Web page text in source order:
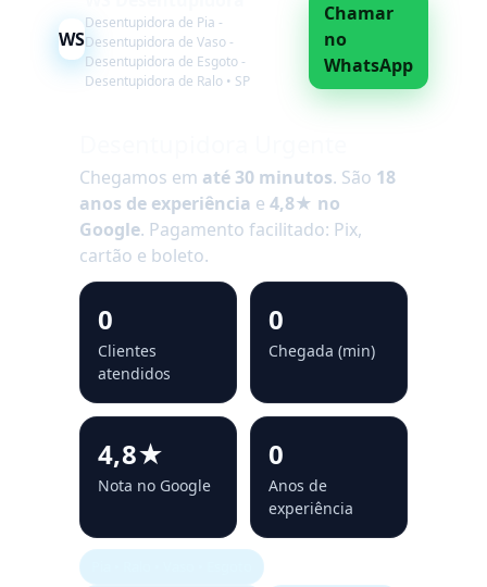
WS
Desentupidora de Pia -
Desentupidora de Vaso -
Desentupidora de Esgoto -
Desentupidora de Ralo • SP
Chamar
no
WhatsApp
Chegamos em até 30 minutos. São 18
anos de experiência e 4,8★ no
Google. Pagamento facilitado: Pix,
cartão e boleto.
0
Clientes
atendidos
0
Chegada (min)
4,8★
Nota no Google
0
Anos de
experiência